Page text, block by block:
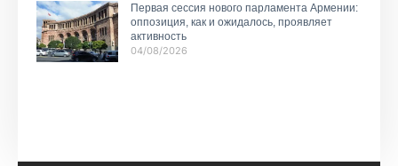
Первая сессия нового парламента Армении:
оппозиция, как и ожидалось, проявляет
активность
04/08/2026